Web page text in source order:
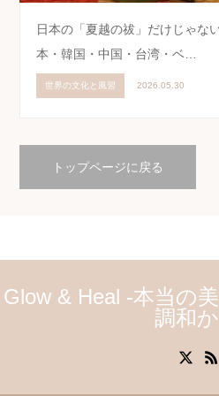
日本の「夏越の祓」だけじゃな
本・韓国・中国・台湾・ベ…
世界の文化と風習 2026.05.30
トップページに戻る
Glow & Heal -本当の
調和